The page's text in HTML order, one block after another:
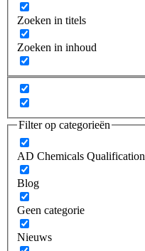
Zoeken in titels
Zoeken in inhoud
Filter op categorieën
AD Chemicals Qualification
Blog
Geen categorie
Nieuws